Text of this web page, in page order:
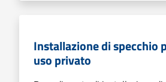
Installazione di specchio
uso privato